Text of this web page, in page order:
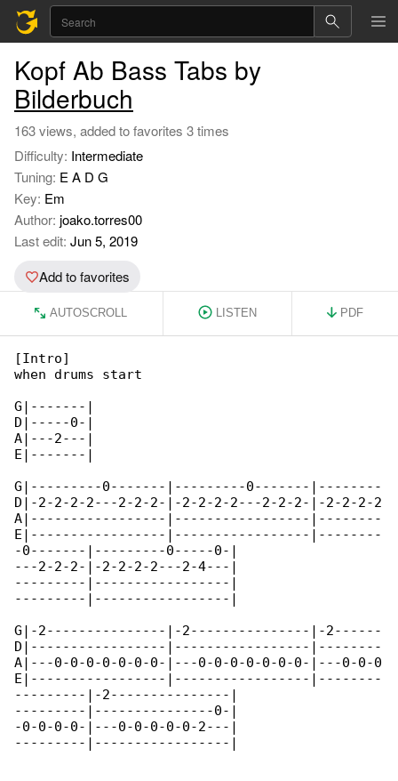
Kopf Ab Bass Tabs by
Bilderbuch
163 views, added to favorites 3 times
Difficulty: Intermediate
Tuning: E A D G
Key: Em
Author: joako.torres00
Last edit: Jun 5, 2019
Add to favorites
AUTOSCROLL LISTEN PDF
[Intro]
when drums start
G|-------|
D|-----0-|
A|---2---|
E|-------|
G|---------0-------|---------0-------|--------
D|-2-2-2-2---2-2-2-|-2-2-2-2---2-2-2-|-2-2-2-2
A|-----------------|-----------------|--------
E|-----------------|-----------------|--------
-0-------|---------0-----0-|
---2-2-2-|-2-2-2-2---2-4---|
---------|-----------------|
---------|-----------------|
G|-2---------------|-2---------------|-2------
D|-----------------|-----------------|--------
A|---0-0-0-0-0-0-0-|---0-0-0-0-0-0-0-|---0-0-0
E|-----------------|-----------------|--------
---------|-2---------------|
---------|---------------0-|
-0-0-0-0-|---0-0-0-0-0-2---|
---------|-----------------|